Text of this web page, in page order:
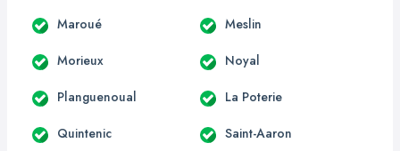
Maroué Meslin
Morieux Noyal
Planguenoual La Poterie
Quintenic Saint-Aaron